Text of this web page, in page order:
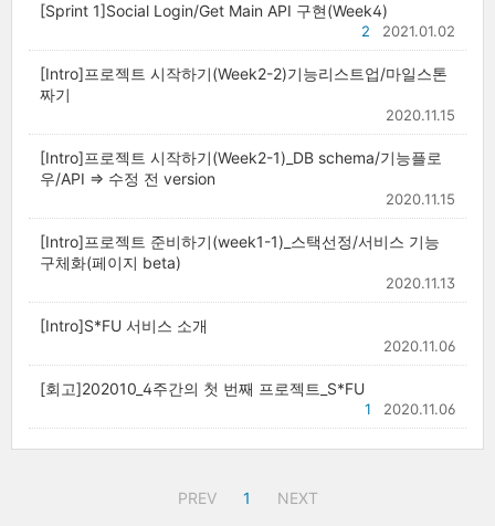
[Sprint 1]Social Login/Get Main API 구현(Week4)
2021.01.02
2
[Intro]프로젝트 시작하기(Week2-2)기능리스트업/마일스톤
짜기
2020.11.15
[Intro]프로젝트 시작하기(Week2-1)_DB schema/기능플로
우/API => 수정 전 version
2020.11.15
[Intro]프로젝트 준비하기(week1-1)_스택선정/서비스 기능
구체화(페이지 beta)
2020.11.13
[Intro]S*FU 서비스 소개
2020.11.06
[회고]202010_4주간의 첫 번째 프로젝트_S*FU
2020.11.06
1
PREV 1 NEXT